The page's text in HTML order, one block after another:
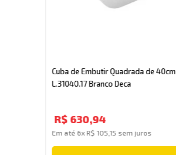
Cuba de Embutir Quadrada de 40cm
L.31040.17 Branco Deca
R$ 630,94
Em até 6x R$ 105 15 sem juros